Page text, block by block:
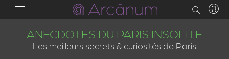
ANECDOTES DU PARIS INSOLITE
Les meilleurs secrets & curiosités de Paris